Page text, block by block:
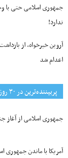
جمهوری اسلامی حتی با
ندارد!
اعدام شد
پربیننده‌ترین‌ در ۳۰ روز گذشته
جمهوری اسلامی از آغاز
آمریکا با ماندن